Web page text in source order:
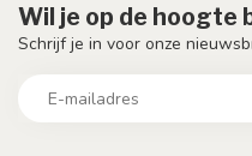
Wil je op de hoogte
Schrijf je in voor onze